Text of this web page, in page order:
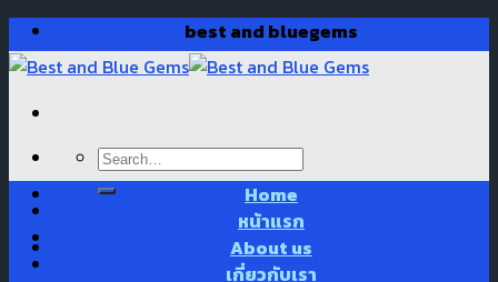
Skip
to
content
best and bluegems
Search
for:
Home
หน้าแรก
About us
เกี่ยวกับเรา